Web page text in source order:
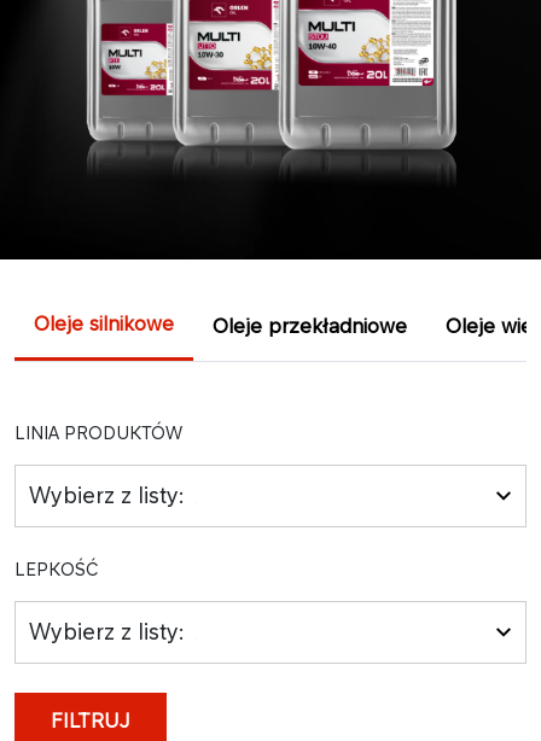
Oleje silnikowe Oleje przekładniowe Oleje
LINIA PRODUKTÓW
Wybierz z listy:
LEPKOŚĆ
Wybierz z listy:
FILTRUJ